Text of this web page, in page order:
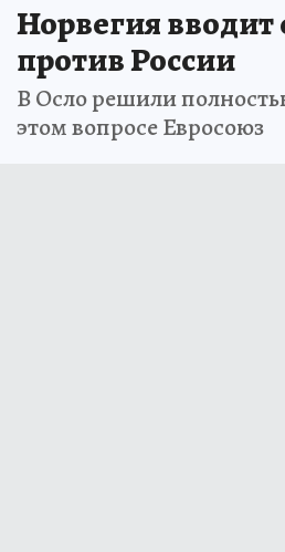
Норвегия
против России
В Осло решили
этом вопросе Евросоюз